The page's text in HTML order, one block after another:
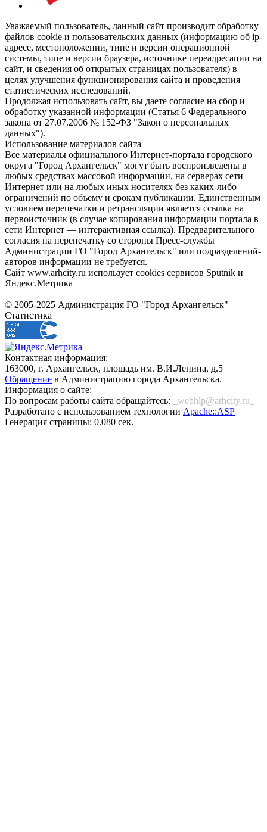
Уважаемый пользователь, данный сайт производит обработку
файлов cookie и пользовательских данных (информацию об ip-
адресе, местоположении, типе и версии операционной
системы, типе и версии браузера, источнике переадресации на
сайт, и сведения об открытых страницах пользователя) в
целях улучшения функционирования сайта и проведения
статистических исследований.
Продолжая использовать сайт, вы даете согласие на сбор и
обработку указанной информации (Статья 6 Федерального
закона от 27.07.2006 № 152-ФЗ "Закон о персональных
данных").
Использование материалов сайта
Все материалы официального Интернет-портала городского
округа "Город Архангельск" могут быть воспроизведены в
любых средствах массовой информации, на серверах сети
Интернет или на любых иных носителях без каких-либо
ограничений по объему и срокам публикации. Единственным
условием перепечатки и ретрансляции является ссылка на
первоисточник (в случае копирования информации портала в
сети Интернет — интерактивная ссылка). Предварительного
согласия на перепечатку со стороны Пресс-службы
Администрации ГО "Город Архангельск" или подразделений-
авторов информации не требуется.
Сайт www.arhcity.ru использует cookies сервисов Sputnik и
Яндекс.Метрика
© 2005-2025 Администрация ГО "Город Архангельск"
Статистика
Контактная информация:
163000, г. Архангельск, площадь им. В.И.Ленина, д.5
Обращение в Администрацию города Архангельска.
Информация о сайте:
По вопросам работы сайта обращайтесь:
_webhlp@arhcity.ru_
Разработано с использованием технологии Apache::ASP
Генерация страницы: 0.080 сек.